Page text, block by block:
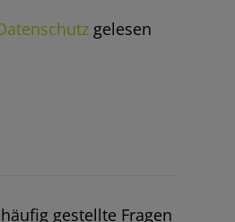
gelesen
gestellte Fragen